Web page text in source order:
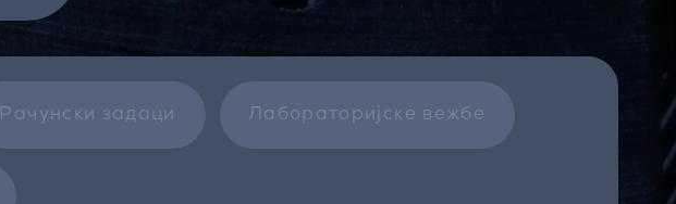
Рачунски задаци Лабораторијске вежбе